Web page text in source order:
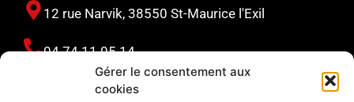
Gérer le consentement aux
cookies
12 rue Narvik, 38550 St-Maurice l'Exil
04 74 11 05 14